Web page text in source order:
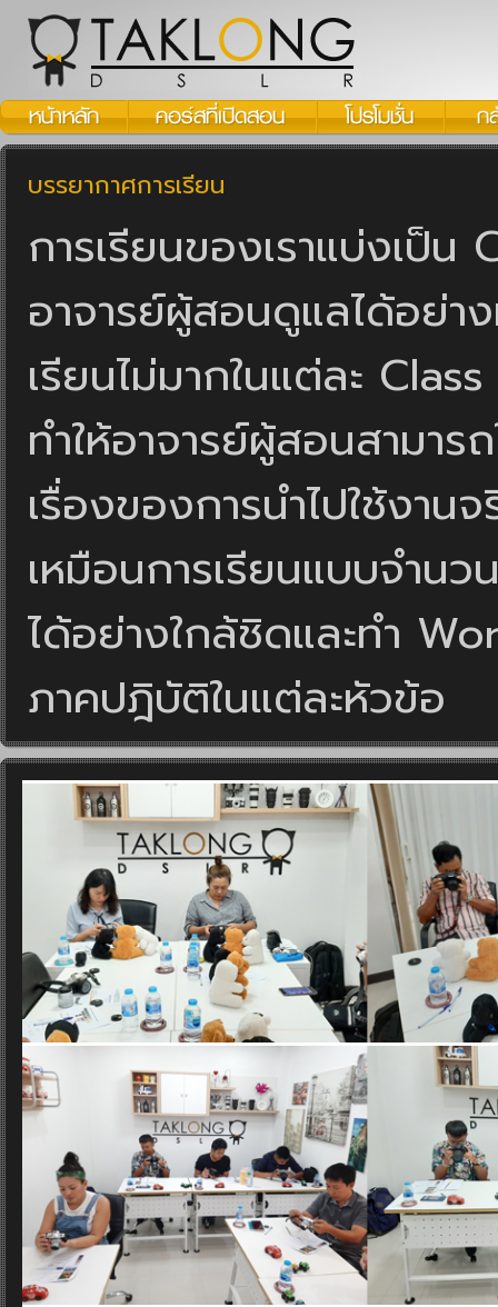
บรรยากาศการเรียน
การเรียนของเราแบ่งเป็
อาจารย์ผู้สอนดูแลได้อย่า
เรียนไม่มากในแต่ละ Class
ทำให้อาจารย์ผู้สอนสามาร
เรื่องของการนำไปใช้งา
เหมือนการเรียนแบบจำน
ได้อย่างใกล้ชิดและทำ
ภาคปฎิบัติในแต่ละหัวข้อ